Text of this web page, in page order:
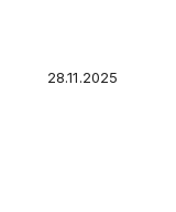
28.11.2025